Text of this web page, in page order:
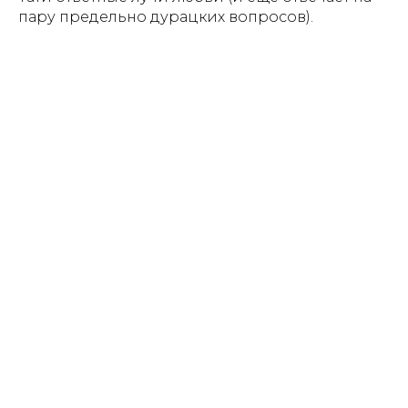
пару предельно дурацких вопросов).